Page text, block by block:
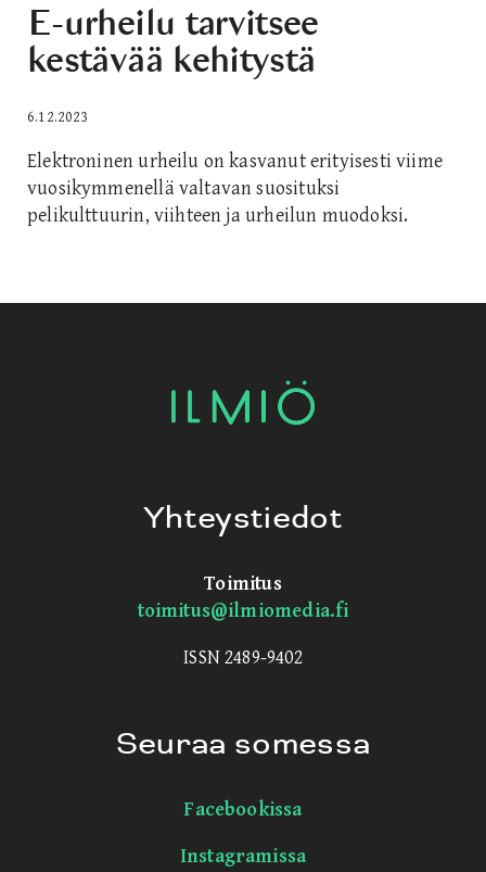
E-urheilu tarvitsee
kestävää kehitystä
6.12.2023
Elektroninen urheilu on kasvanut erityisesti viime
vuosikymmenellä valtavan suosituksi
pelikulttuurin, viihteen ja urheilun muodoksi.
Yhteystiedot
Toimitus
toimitus@ilmiomedia.fi
ISSN 2489-9402
Seuraa somessa
Facebookissa
Instagramissa